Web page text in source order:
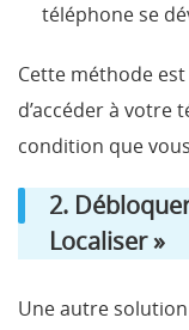
téléphone se
Cette méthode
d’accéder à votre
condition que
2.
Localiser »
Une autre